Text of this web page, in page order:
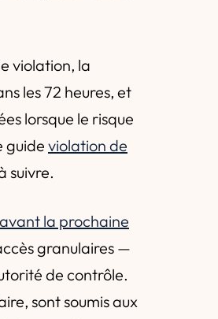
violation, la
les 72 heures, et
lorsque le risque
guide violation de
suivre.
la prochaine
granulaires —
de contrôle.
sont soumis aux